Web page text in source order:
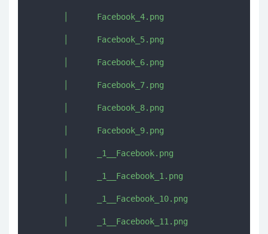
       │      Facebook_4.png
       │      Facebook_5.png
       │      Facebook_6.png
       │      Facebook_7.png
       │      Facebook_8.png
       │      Facebook_9.png
       │      _1__Facebook.png
       │      _1__Facebook_1.png
       │      _1__Facebook_10.png
       │      _1__Facebook_11.png